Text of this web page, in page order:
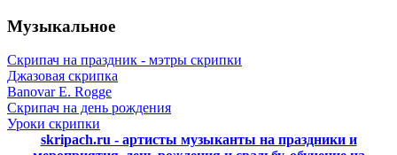
Музыкальное
Скрипач на праздник - мэтры скрипки
Джазовая скрипка
Banovar E. Rogge
Скрипач на день рождения
Уроки скрипки
skripach.ru - артисты музыканты на праздники и